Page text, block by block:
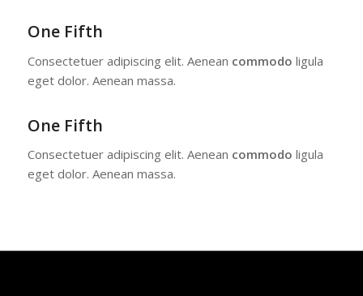
One Fifth
Consectetuer adipiscing elit. Aenean commodo ligula
eget dolor. Aenean massa.
One Fifth
Consectetuer adipiscing elit. Aenean commodo ligula
eget dolor. Aenean massa.